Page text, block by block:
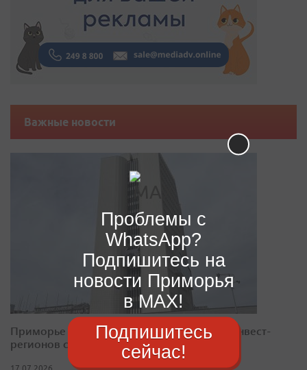
Важные новости
Приморье закрепилось в десятке лучших инвест-
регионов страны
Проблемы с
WhatsApp?
Подпишитесь на
новости Приморья
в MAX!
Подпишитесь
сейчас!